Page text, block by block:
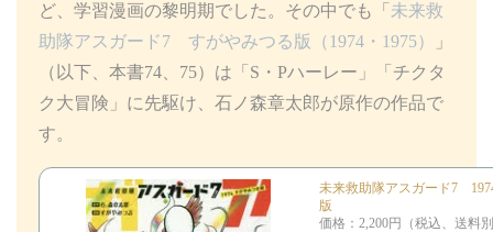
ど、学習漫画の黎明期でした。その中でも「 未来救
助隊アスガード7 すがやみつる版（1974・1975）
」
（以下、本書74、75）は「S・Pハーレー」「チクタ
ク大冒険」に先駆け、石ノ森章太郎が原作の作品で
す。
未来救助隊アスガード7
版
価格：2,200円（税込、送料